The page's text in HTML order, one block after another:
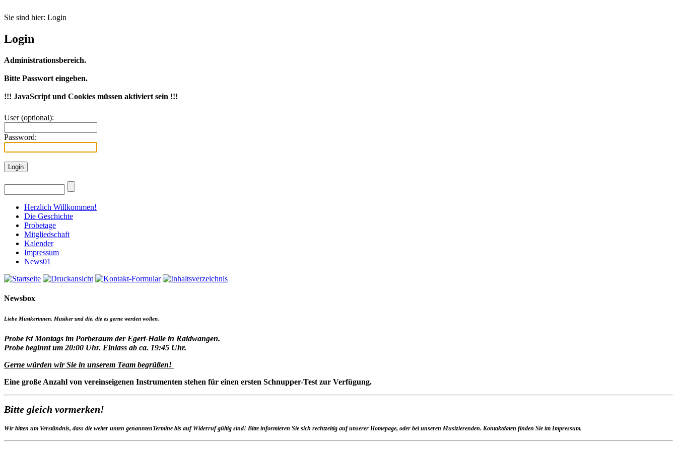
Sie sind hier: Login
Login
Administrationsbereich.
Bitte Passwort eingeben.
!!! JavaScript und Cookies müssen aktiviert sein !!!
User (optional):
Password:
Herzlich Willkommen!
Die Geschichte
Probetage
Mitgliedschaft
Kalender
Impressum
News01
Newsbox
Liebe Musikerinnen, Musiker und die, die es gerne werden wollen.
Probe ist Montags im Porberaum der Egert-Halle in Raidwangen.
Probe beginnt um 20:00 Uhr. Einlass ab ca. 19:45 Uhr.
Gerne würden wir Sie in unserem Team begrüßen!
Eine große Anzahl von vereinseigenen Instrumenten stehen für einen ersten Schnupper-Test zur Verfügung.
Bitte gleich vormerken!
Wir bitten um Verständnis, dass die weiter unten genanntenTermine bis auf Widerruf gültig sind! Bitte informieren Sie sich rechtzeitig auf unserer Homepage, oder bei unseren Musizierenden. Kontaktdaten finden Sie im Impressum.